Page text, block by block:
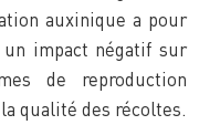
auxinique a pour
un impact négatif sur
de reproduction
qualité des récoltes.